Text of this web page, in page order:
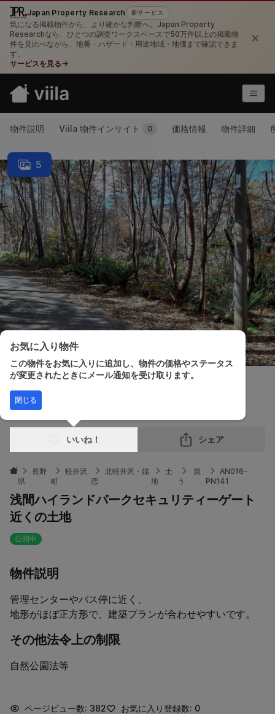
Japan Property Research 新サービス
気になる掲載物件から、より確かな判断へ。Japan Property
Researchなら、ひとつの調査ワークスペースで50万件以上の掲載物
件を見比べながら、地番・ハザード・用途地域・地価まで確認できま
す。
サービスを見る →
×
物件説明 Viila 物件インサイト 0 価格情報 物件詳細
5
販売価格
¥3,000,000
いいね！ シェア
長野
県
軽井沢
町
北軽井沢・嬬
恋
土
地
買
う
AN016-
PN141
浅間ハイランドパークセキュリティーゲート
近くの土地
公開中
物件説明
管理センターやバス停に近く、
地形がほぼ正方形で、建築プランが合わせやすいです。
その他法令上の制限
自然公園法等
ページビュー数: 382 お気に入り登録数: 0
お気に入り物件
この物件をお気に入りに追加し、物件の価格やステータス
が変更されたときにメール通知を受け取ります。
閉じる